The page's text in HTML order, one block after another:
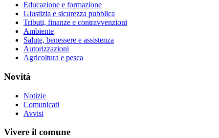
Educazione e formazione
Giustizia e sicurezza pubblica
Tributi, finanze e contravvenzioni
Ambiente
Salute, benessere e assistenza
Autorizzazioni
Agricoltura e pesca
Novità
Notizie
Comunicati
Avvisi
Vivere il comune